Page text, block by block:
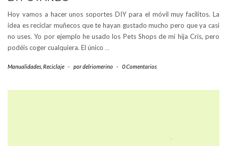
Hoy vamos a hacer unos soportes DIY para el móvil muy facilitos. La
idea es reciclar muñecos que te hayan gustado mucho pero que ya casi
no uses. Yo por ejemplo he usado los Pets Shops de mi hija Cris, pero
podéis coger cualquiera. El único …
Manualidades Reciclaje - pordelriomerino - 0 Comentarios